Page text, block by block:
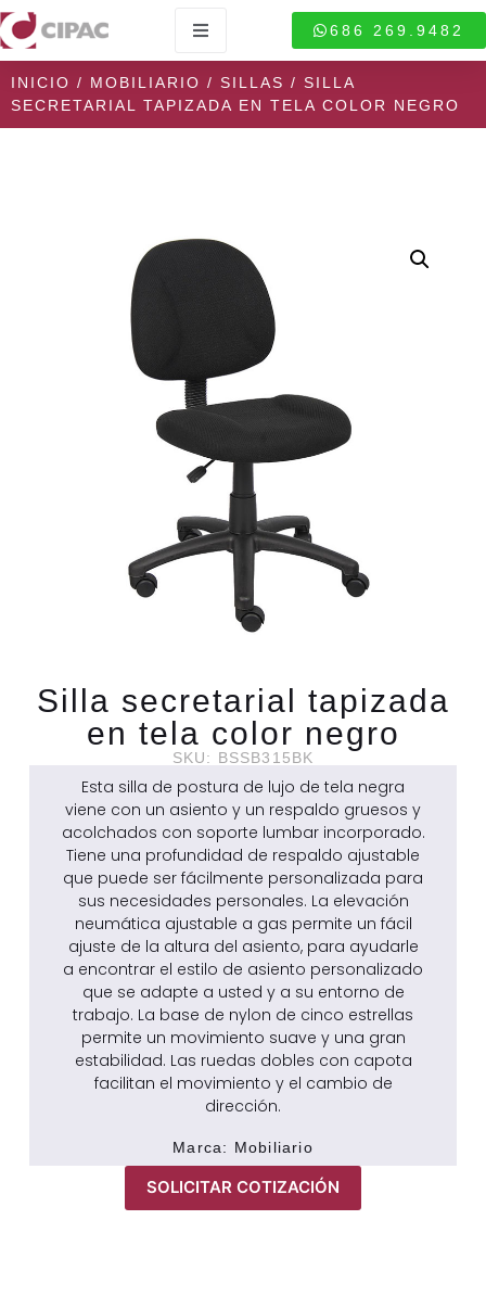
686 269.9482
INICIO / MOBILIARIO / SILLAS / SILLA
SECRETARIAL TAPIZADA EN TELA COLOR NEGRO
Silla secretarial tapizada
en tela color negro
SKU: BSSB315BK
Esta silla de postura de lujo de tela negra
viene con un asiento y un respaldo gruesos y
acolchados con soporte lumbar incorporado.
Tiene una profundidad de respaldo ajustable
que puede ser fácilmente personalizada para
sus necesidades personales. La elevación
neumática ajustable a gas permite un fácil
ajuste de la altura del asiento, para ayudarle
a encontrar el estilo de asiento personalizado
que se adapte a usted y a su entorno de
trabajo. La base de nylon de cinco estrellas
permite un movimiento suave y una gran
estabilidad. Las ruedas dobles con capota
facilitan el movimiento y el cambio de
dirección.
Marca: Mobiliario
SOLICITAR COTIZACIÓN